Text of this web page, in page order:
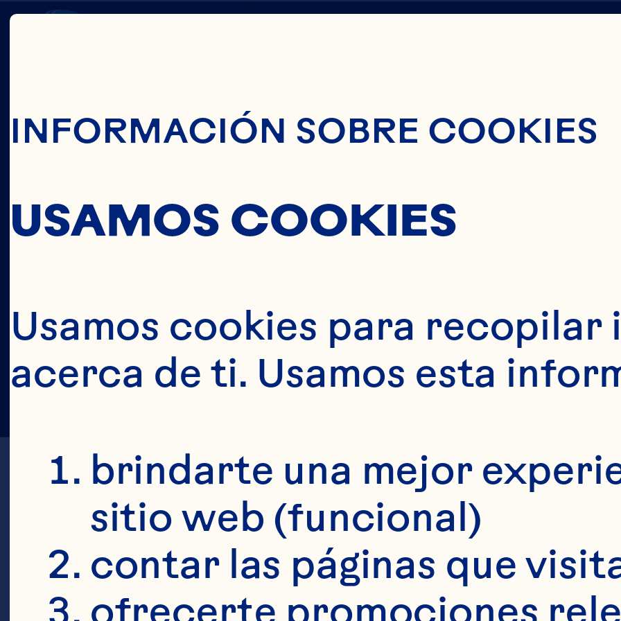
OUR
LEADERSHIP
INFORMACIÓN SOBRE COOKIES
USAMOS COOKIES
Usamos cookies para
acerca de ti. Usamos esta
brindarte una mejor
sitio web (funcional)
contar las páginas que
ofrecerte promociones